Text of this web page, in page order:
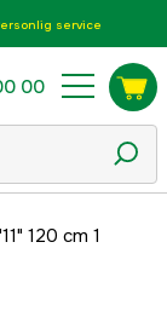
service
00
120 cm 1